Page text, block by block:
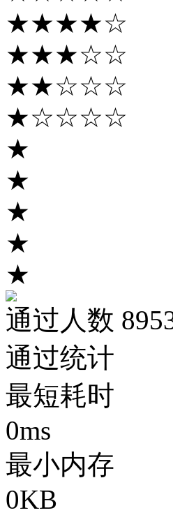
★★★★☆
★★★☆☆
★★☆☆☆
★☆☆☆☆
★
★
★
★
★
通过人数
通过统计
最短耗时
0ms
最小内存
0KB